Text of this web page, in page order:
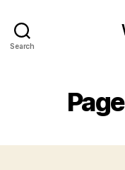
Search